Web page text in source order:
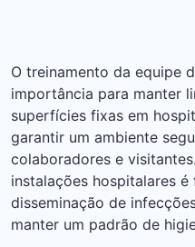
O treinamento da equipe
importância para manter
superfícies fixas em
garantir um ambiente
colaboradores e
instalações hospitalares
disseminação de
manter um padrão de